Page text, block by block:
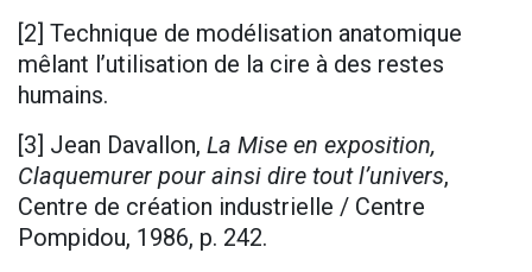
[2] Technique de modélisation anatomique
mêlant l’utilisation de la cire à des restes
humains.
[3] Jean Davallon, La Mise en exposition,
Claquemurer pour ainsi dire tout l’univers,
Centre de création industrielle / Centre
Pompidou, 1986, p. 242.